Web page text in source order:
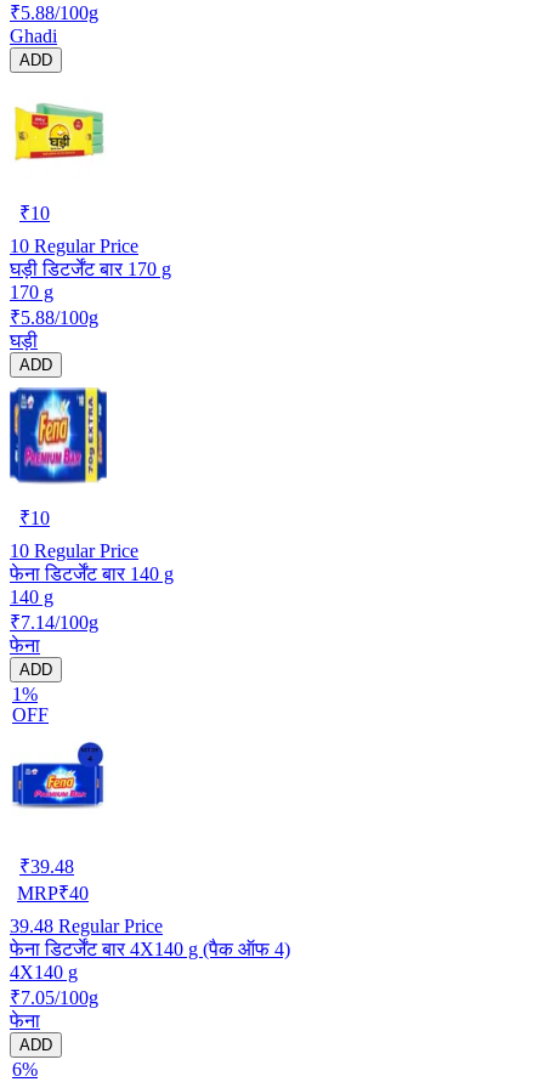
₹5.88/100g
Ghadi
ADD
₹10
10 Regular Price
घड़ी डिटर्जेंट बार 170 g
170 g
₹5.88/100g
घड़ी
ADD
₹10
10 Regular Price
फेना डिटर्जेंट बार 140 g
140 g
₹7.14/100g
फेना
ADD
1%
OFF
₹39.48
MRP₹40
39.48 Regular Price
फेना डिटर्जेंट बार 4X140 g (पैक ऑफ 4)
4X140 g
₹7.05/100g
फेना
ADD
6%